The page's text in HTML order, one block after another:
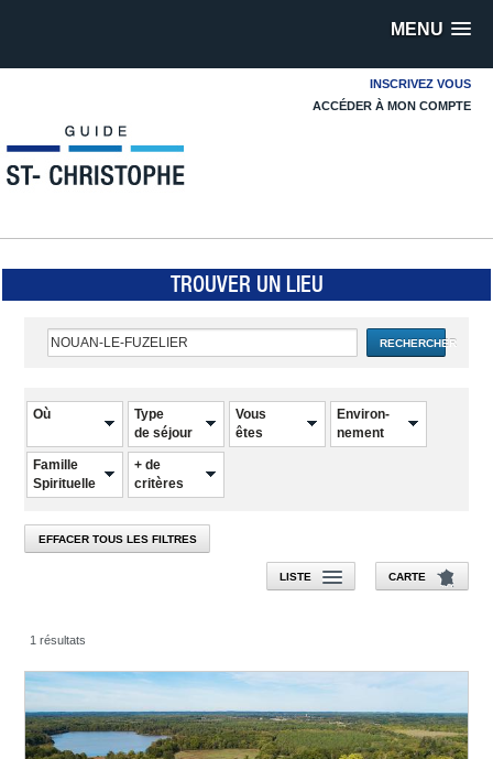
MENU
INSCRIVEZ VOUS
ACCÉDER À MON COMPTE
TROUVER UN LIEU
RECHERCHER
Où
Type
de séjour
Vous
êtes
Environ-
nement
Famille
Spirituelle
+ de
critères
EFFACER TOUS LES FILTRES
LISTE CARTE
1 résultats